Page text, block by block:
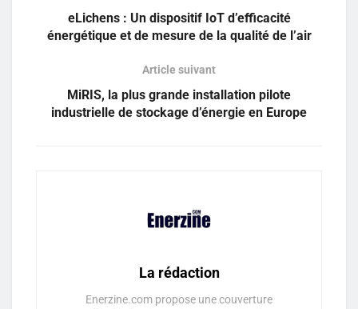
eLichens : Un dispositif IoT d’efficacité
énergétique et de mesure de la qualité de l’air
Article suivant
MiRIS, la plus grande installation pilote
industrielle de stockage d’énergie en Europe
La rédaction
Enerzine.com propose une couverture